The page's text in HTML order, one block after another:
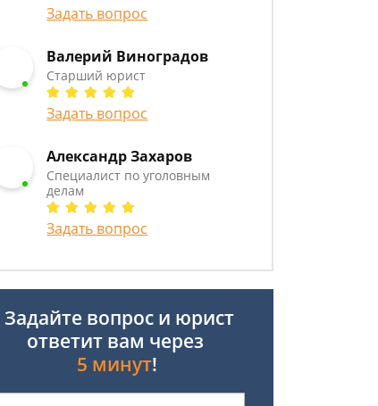
Задать вопрос
Валерий Виноградов
Старший юрист
Задать вопрос
Александр Захаров
Специалист по уголовным
делам
Задать вопрос
Задайте вопрос и юрист
ответит вам через
5 минут!